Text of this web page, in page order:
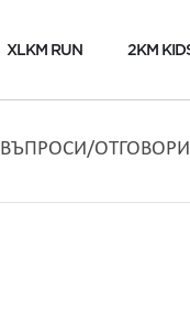
XLKM RUN 2KM
ВЪПРОСИ/ОТГОВОРИ